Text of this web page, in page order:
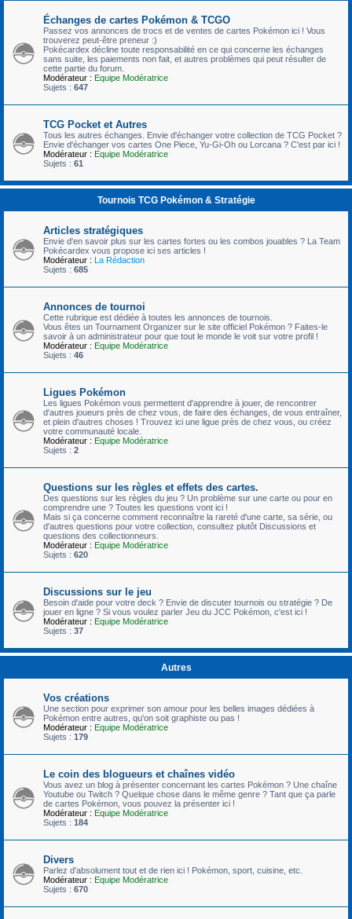
Échanges de cartes Pokémon & TCGO
Passez vos annonces de trocs et de ventes de cartes Pokémon ici ! Vous
trouverez peut-être preneur :)
Pokécardex décline toute responsabilité en ce qui concerne les échanges
sans suite, les paiements non fait, et autres problèmes qui peut résulter de
cette partie du forum.
Modérateur : Equipe Modératrice
Sujets : 647
TCG Pocket et Autres
Tous les autres échanges. Envie d'échanger votre collection de TCG Pocket ?
Envie d'échanger vos cartes One Piece, Yu-Gi-Oh ou Lorcana ? C'est par ici !
Modérateur : Equipe Modératrice
Sujets : 61
Tournois TCG Pokémon & Stratégie
Articles stratégiques
Envie d'en savoir plus sur les cartes fortes ou les combos jouables ? La Team
Pokécardex vous propose ici ses articles !
Modérateur : La Rédaction
Sujets : 685
Annonces de tournoi
Cette rubrique est dédiée à toutes les annonces de tournois.
Vous êtes un Tournament Organizer sur le site officiel Pokémon ? Faites-le
savoir à un administrateur pour que tout le monde le voit sur votre profil !
Modérateur : Equipe Modératrice
Sujets : 46
Ligues Pokémon
Les ligues Pokémon vous permettent d'apprendre à jouer, de rencontrer
d'autres joueurs près de chez vous, de faire des échanges, de vous entraîner,
et plein d'autres choses ! Trouvez ici une ligue près de chez vous, ou créez
votre communauté locale.
Modérateur : Equipe Modératrice
Sujets : 2
Questions sur les règles et effets des cartes.
Des questions sur les règles du jeu ? Un problème sur une carte ou pour en
comprendre une ? Toutes les questions vont ici !
Mais si ça concerne comment reconnaître la rareté d'une carte, sa série, ou
d'autres questions pour votre collection, consultez plutôt Discussions et
questions des collectionneurs.
Modérateur : Equipe Modératrice
Sujets : 620
Discussions sur le jeu
Besoin d'aide pour votre deck ? Envie de discuter tournois ou stratégie ? De
jouer en ligne ? Si vous voulez parler Jeu du JCC Pokémon, c'est ici !
Modérateur : Equipe Modératrice
Sujets : 37
Autres
Vos créations
Une section pour exprimer son amour pour les belles images dédiées à
Pokémon entre autres, qu'on soit graphiste ou pas !
Modérateur : Equipe Modératrice
Sujets : 179
Le coin des blogueurs et chaînes vidéo
Vous avez un blog à présenter concernant les cartes Pokémon ? Une chaîne
Youtube ou Twitch ? Quelque chose dans le même genre ? Tant que ça parle
de cartes Pokémon, vous pouvez la présenter ici !
Modérateur : Equipe Modératrice
Sujets : 184
Divers
Parlez d'absolument tout et de rien ici ! Pokémon, sport, cuisine, etc.
Modérateur : Equipe Modératrice
Sujets : 670